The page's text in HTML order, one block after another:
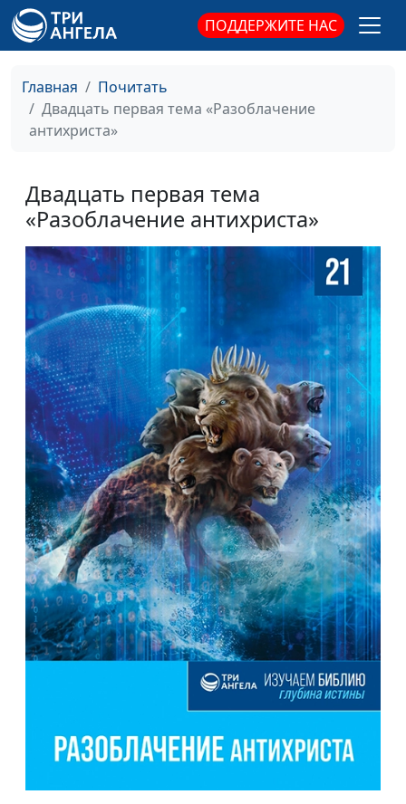
ПОДДЕРЖИТЕ НАС
Главная
Почитать
Двадцать первая тема «Разоблачение
антихриста»
Двадцать первая тема
«Разоблачение антихриста»